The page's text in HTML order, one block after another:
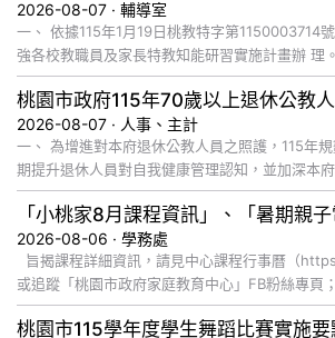
2026-08-07 · 輔導室
一、 依據115年1月19日桃教特字第1150003714
強各校教職員及家長特教知能研習實施計畫辦 理
間：115年8月28日(五)上午9:00-12:...
2026-08-07 · 人事、主計
一、 為增進對本府退休公教人員之照護，115年
期提升退休人員對自我健康管理認知，並加深本
2026-08-06 · 學務處
或追蹤「桃園市政府家庭教育中心」FB粉絲專頁
化服務需求，可撥打41281... 觀看完整文章
桃園市115學年度學生舞蹈比賽實施要